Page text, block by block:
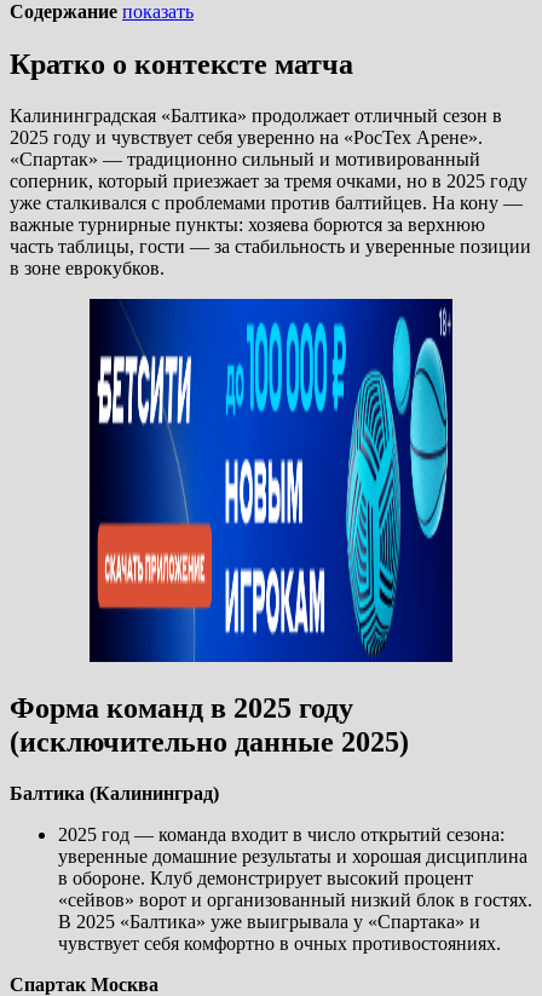
Содержание показать
Кратко о контексте матча
Калининградская «Балтика» продолжает отличный сезон в
2025 году и чувствует себя уверенно на «РосТех Арене».
«Спартак» — традиционно сильный и мотивированный
соперник, который приезжает за тремя очками, но в 2025 году
уже сталкивался с проблемами против балтийцев. На кону —
важные турнирные пункты: хозяева борются за верхнюю
часть таблицы, гости — за стабильность и уверенные позиции
в зоне еврокубков.
Форма команд в 2025 году
(исключительно данные 2025)
Балтика (Калининград)
2025 год — команда входит в число открытий сезона:
уверенные домашние результаты и хорошая дисциплина
в обороне. Клуб демонстрирует высокий процент
«сейвов» ворот и организованный низкий блок в гостях.
В 2025 «Балтика» уже выигрывала у «Спартака» и
чувствует себя комфортно в очных противостояниях.
Спартак Москва